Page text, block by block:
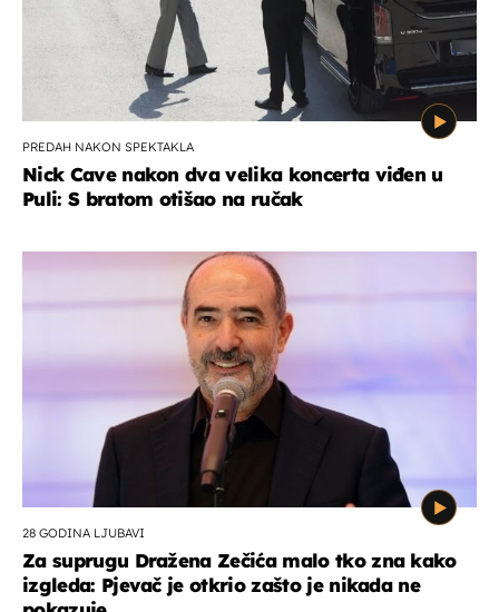
PREDAH NAKON SPEKTAKLA
Nick Cave nakon dva velika koncerta viđen u
Puli: S bratom otišao na ručak
28 GODINA LJUBAVI
Za suprugu Dražena Zečića malo tko zna kako
izgleda: Pjevač je otkrio zašto je nikada ne